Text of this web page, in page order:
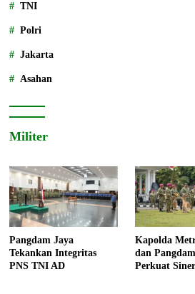
TNI
Polri
Jakarta
Asahan
Militer
Pangdam Jaya
Tekankan Integritas
PNS TNI AD
Kapolda
dan
Perkuat